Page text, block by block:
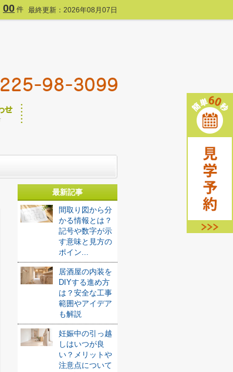
00 件 最終更新：2026年08月07日
最新記事
間取り図から分
かる情報とは？
記号や数字が示
す意味と見方の
ポイン...
居酒屋の内装を
DIYする進め方
は？安全な工事
範囲やアイデア
も解説
妊娠中の引っ越
しはいつが良
い？メリットや
注意点について